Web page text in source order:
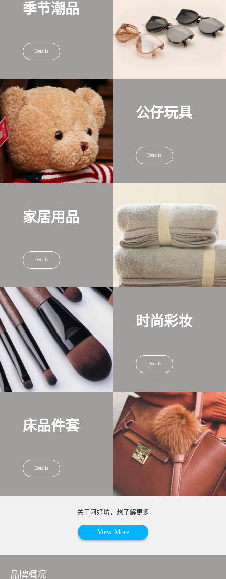
季节潮品
Details
公仔玩具
Details
家居用品
Details
时尚彩妆
Details
床品件套
Details
关于阿好坊，想了解更多
View More
品牌概况